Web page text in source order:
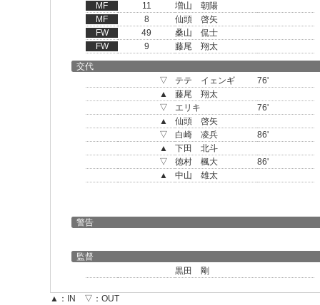
MF
11
増山 朝陽
MF
8
仙頭 啓矢
FW
49
桑山 侃士
FW
9
藤尾 翔太
交代
▽
テテ イェンギ
76'
▲
藤尾 翔太
▽
エリキ
76'
▲
仙頭 啓矢
▽
白崎 凌兵
86'
▲
下田 北斗
▽
徳村 楓大
86'
▲
中山 雄太
警告
監督
黒田 剛
▲：IN ▽：OUT